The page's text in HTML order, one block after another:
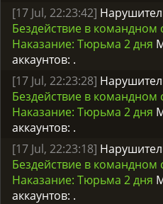
[17 Jul, 22:23:42]
Бездействие в командном
Наказание: Тюрьма 2 дня
аккаунтов: .
[17 Jul, 22:23:28]
Бездействие в командном
Наказание: Тюрьма 2 дня
аккаунтов: .
[17 Jul, 22:23:18]
Бездействие в командном
Наказание: Тюрьма 2 дня
аккаунтов: .